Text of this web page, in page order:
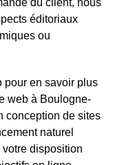
du client, nous
éditoriaux
ou
pour en savoir plus
web à Boulogne-
conception de sites
naturel
disposition